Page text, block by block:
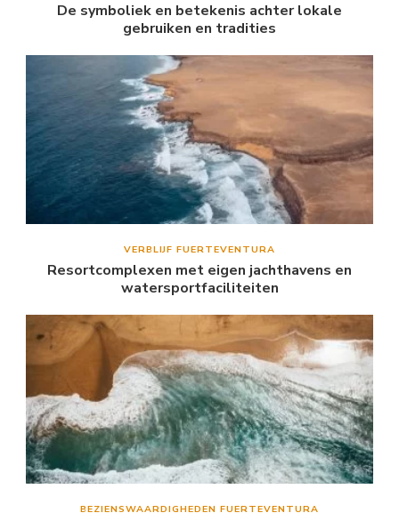
De symboliek en betekenis achter lokale
gebruiken en tradities
VERBLIJF FUERTEVENTURA
Resortcomplexen met eigen jachthavens en
watersportfaciliteiten
BEZIENSWAARDIGHEDEN FUERTEVENTURA